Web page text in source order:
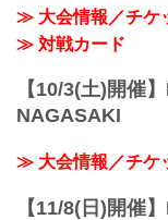
≫ 大会情報／チケ
≫ 対戦カード
【10/3(土)開催
NAGASAKI
≫ 大会情報／チケ
【11/8(日)開催